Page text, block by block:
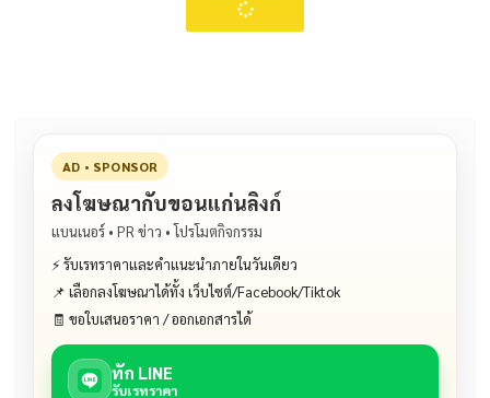
AD • SPONSOR
ลงโฆษณากับขอนแก่นลิงก์
แบนเนอร์ • PR ข่าว • โปรโมตกิจกรรม
⚡ รับเรทราคาและคำแนะนำภายในวันเดียว
📌 เลือกลงโฆษณาได้ทั้ง เว็บไซต์/Facebook/Tiktok
🧾 ขอใบเสนอราคา / ออกเอกสารได้
ทัก LINE
รับเรทราคา